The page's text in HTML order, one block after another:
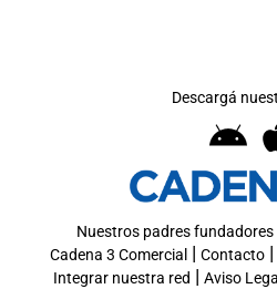
Descargá
Nuestros padres fundadores
Cadena 3 Comercial | Contacto|
Integrar nuestra red | Aviso Legal